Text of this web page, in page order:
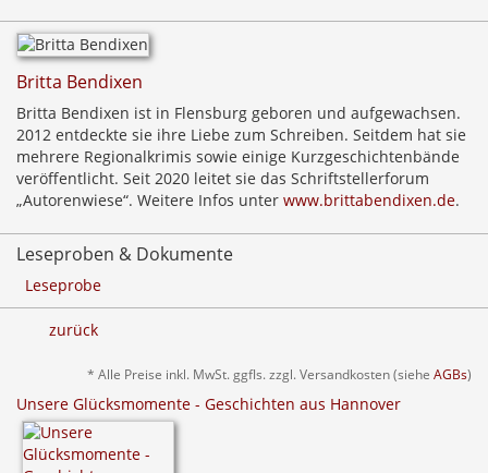
Britta Bendixen
Britta Bendixen ist in Flensburg geboren und aufgewachsen.
2012 entdeckte sie ihre Liebe zum Schreiben. Seitdem hat sie
mehrere Regionalkrimis sowie einige Kurzgeschichtenbände
veröffentlicht. Seit 2020 leitet sie das Schriftstellerforum
„Autorenwiese“. Weitere Infos unter www.brittabendixen.de.
Leseproben & Dokumente
Leseprobe
zurück
* Alle Preise inkl. MwSt. ggfls. zzgl. Versandkosten (siehe AGBs)
Unsere Glücksmomente - Geschichten aus Hannover